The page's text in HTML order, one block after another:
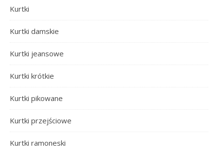
Kurtki
Kurtki damskie
Kurtki jeansowe
Kurtki krótkie
Kurtki pikowane
Kurtki przejściowe
Kurtki ramoneski